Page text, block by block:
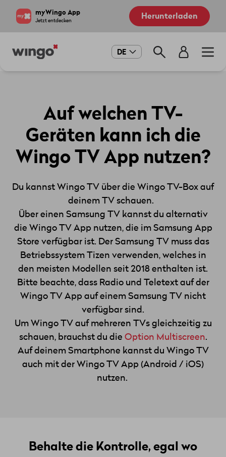
myWingo App
Jetzt entdecken Herunterladen
Main
DE
Auf welchen TV-
Geräten kann ich die
Wingo TV App nutzen?
Du kannst Wingo TV über die Wingo TV-Box auf
deinem TV schauen.
Über einen Samsung TV kannst du alternativ
die Wingo TV App nutzen, die im Samsung App
Store verfügbar ist. Der Samsung TV muss das
Betriebssystem Tizen verwenden, welches in
den meisten Modellen seit 2018 enthalten ist.
Bitte beachte, dass Radio und Teletext auf der
Wingo TV App auf einem Samsung TV nicht
verfügbar sind.
Um Wingo TV auf mehreren TVs gleichzeitig zu
schauen, brauchst du die Option Multiscreen.
Auf deinem Smartphone kannst du Wingo TV
auch mit der Wingo TV App (Android / iOS)
nutzen.
Behalte die Kontrolle, egal wo